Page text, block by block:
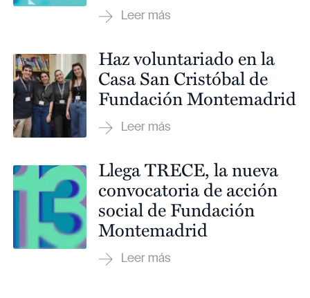
Haz voluntariado en la
Casa San Cristóbal de
Fundación Montemadrid
Llega TRECE, la nueva
convocatoria de acción
social de Fundación
Montemadrid